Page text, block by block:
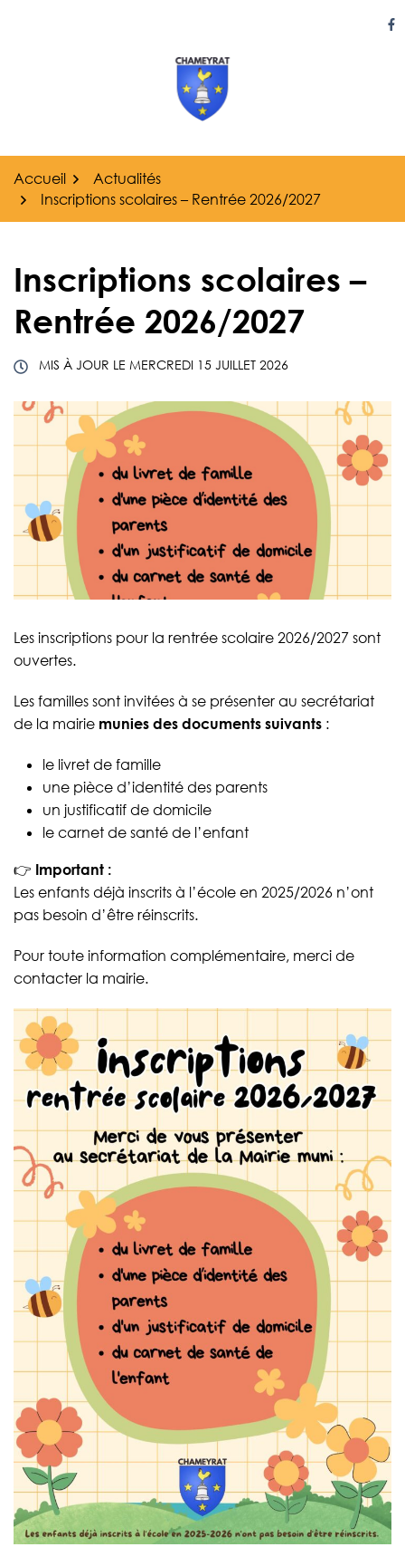
Accueil
Actualités
Inscriptions scolaires – Rentrée 2026/2027
Inscriptions scolaires –
Rentrée 2026/2027
MIS À JOUR LE MERCREDI 15 JUILLET 2026
Les inscriptions pour la rentrée scolaire 2026/2027 sont
ouvertes.
Les familles sont invitées à se présenter au secrétariat
de la mairie munies des documents suivants :
le livret de famille
une pièce d’identité des parents
un justificatif de domicile
le carnet de santé de l’enfant
👉 Important :
Les enfants déjà inscrits à l’école en 2025/2026 n’ont
pas besoin d’être réinscrits.
Pour toute information complémentaire, merci de
contacter la mairie.